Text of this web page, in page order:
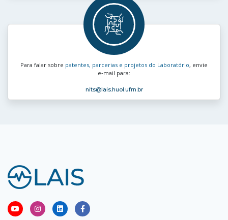
Para falar sobre patentes, parcerias e projetos do Laboratório, envie
e‑mail para:
nits@lais.huol.ufrn.br